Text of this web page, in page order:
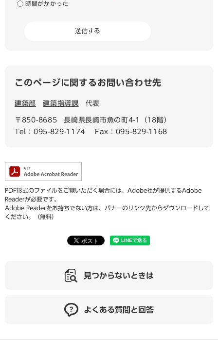
時間がかかった
このページに関するお問い合わせ先
建築部 建築指導課 代表
〒850-8685
長崎県長崎市魚の町4-1（18階）
Tel：095-829-1174
Fax：095-829-1168
PDF形式のファイルをご覧いただく場合には、Adobe社が提供するAdobe
Readerが必要です。
Adobe Readerをお持ちでない方は、バナーのリンク先からダウンロードして
ください。（無料）
見つからないときは
よくある質問と回答